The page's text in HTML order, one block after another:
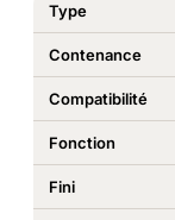
Type
Contenance
Compatibilité
Fonction
Fini